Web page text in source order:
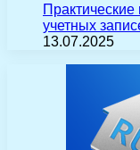
учетных
13.07.2025